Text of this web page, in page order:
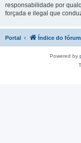
responsabilidade por
forçada e ilegal que
Portal Índice do fórum
Powered by